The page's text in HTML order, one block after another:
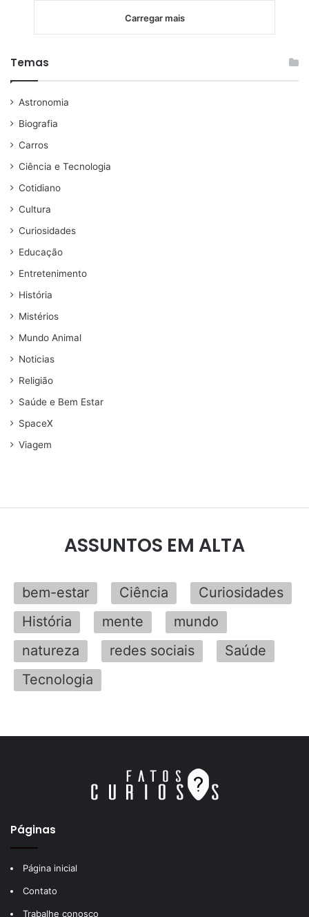
Carregar mais
Temas
Astronomia
Biografia
Carros
Ciência e Tecnologia
Cotidiano
Cultura
Curiosidades
Educação
Entretenimento
História
Mistérios
Mundo Animal
Noticias
Religião
Saúde e Bem Estar
SpaceX
Viagem
ASSUNTOS EM ALTA
bem-estar Ciência
Curiosidades
História
mente
mundo
natureza
redes sociais
Saúde
Tecnologia
Páginas
Página inicial
Contato
Trabalhe conosco